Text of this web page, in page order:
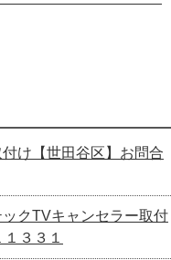
け【世田谷区】お問合
クTVキャンセラー取付
３３１